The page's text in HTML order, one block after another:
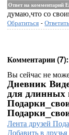
Ответ на комментарий
думаю,что со
Обратиться - Ответить
Комментарии (7):
Вы сейчас не
Дневник
для длинных
Лента друзей
Добавить в друзья